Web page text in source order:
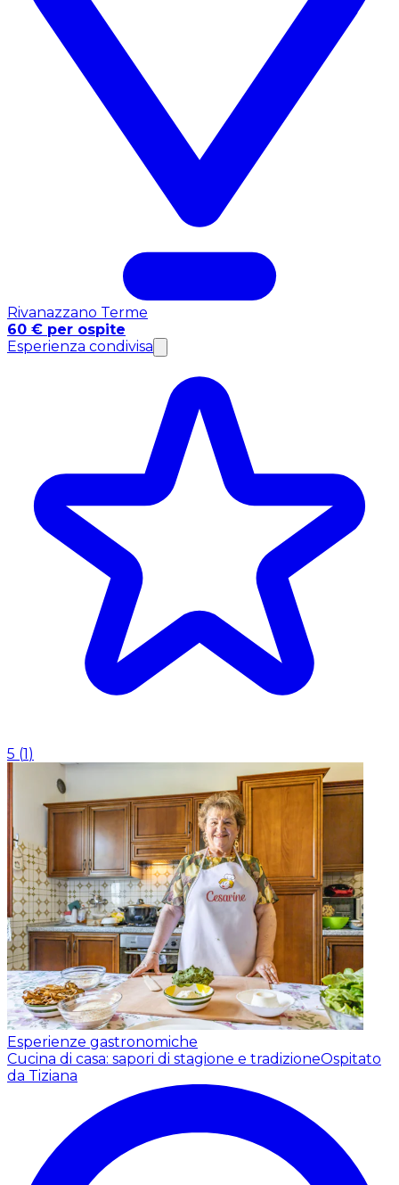
Rivanazzano Terme
60 € per ospite
Esperienza condivisa
5 (1)
Esperienze gastronomiche
Cucina di casa: sapori di stagione e tradizioneOspitato
da Tiziana